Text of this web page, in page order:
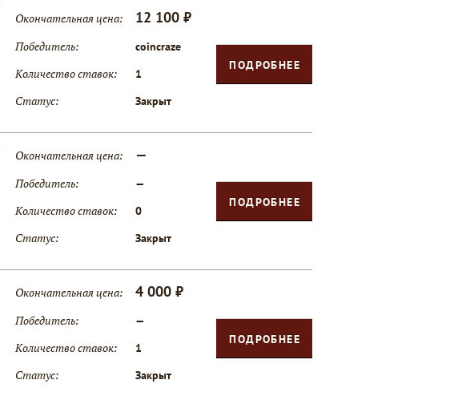
Окончательная цена: 12 100 ₽
Победитель: coincraze
Количество ставок: 1
Статус: Закрыт
ПОДРОБНЕЕ
Окончательная цена: —
Победитель: —
Количество ставок: 0
Статус: Закрыт
ПОДРОБНЕЕ
Окончательная цена: 4 000 ₽
Победитель: —
Количество ставок: 1
Статус: Закрыт
ПОДРОБНЕЕ